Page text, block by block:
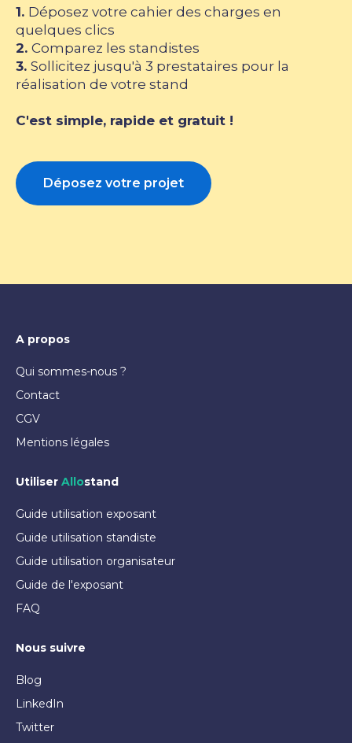
1. Déposez votre cahier des charges en
quelques clics
2. Comparez les standistes
3. Sollicitez jusqu'à 3 prestataires pour la
réalisation de votre stand
C'est simple, rapide et gratuit !
Déposez votre projet
A propos
Qui sommes-nous ?
Contact
CGV
Mentions légales
Utiliser Allostand
Guide utilisation exposant
Guide utilisation standiste
Guide utilisation organisateur
Guide de l'exposant
FAQ
Nous suivre
Blog
LinkedIn
Twitter